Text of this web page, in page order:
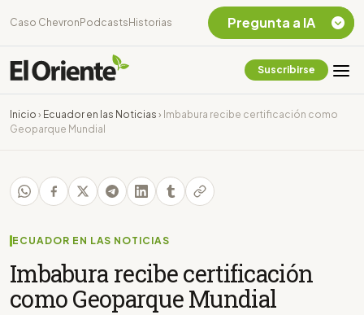
Caso Chevron Podcasts Historias
Suscribirse
Inicio › Ecuador en las Noticias › Imbabura recibe certificación como
Geoparque Mundial
ECUADOR EN LAS NOTICIAS
Imbabura recibe certificación
como Geoparque Mundial
Pregunta a IA
Chevron Ecuador